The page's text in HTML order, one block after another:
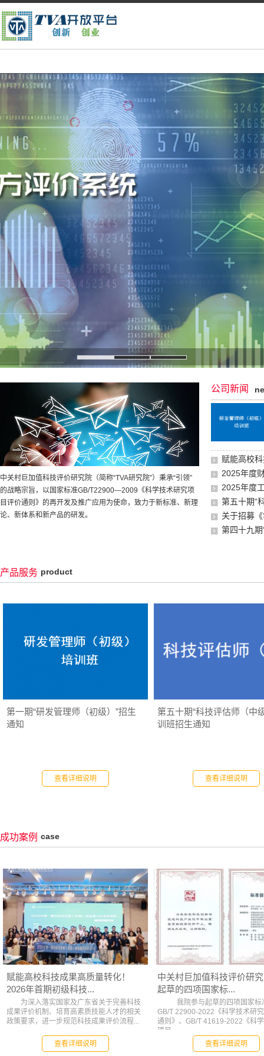
中关村巨加值科技评价研究院（简称“TVA研究院”）秉承“引领”
的战略宗旨，以国家标准GB/T22900—2009《科学技术研究项
目评价通则》的再开发及推广应用为使命，致力于新标准、新理
论、新体系和新产品的研发。
公司新闻
赋能高校
2025年度
2025年度
第五十期“
关于招募
第四十九
产品服务 product
第一期“研发管理师（初级）”招生
通知
查看详细说明
第五十期“科技评估师（中
训班招生通知
查看详细说明
成功案例 case
赋能高校科技成果高质量转化！
2026年首期初级科技...
为深入落实国家及广东省关于完善科技
成果评价机制、培育高素质技能人才的相关
政策要求，进一步规范科技成果评价流程...
查看详细说明
中关村巨加值科技评价研
起草的四项国家标...
我院参与起草的四项国家
GB/T 22900-2022《科学技术研
通则》、GB/T 41619-2022《科
项目...
查看详细说明